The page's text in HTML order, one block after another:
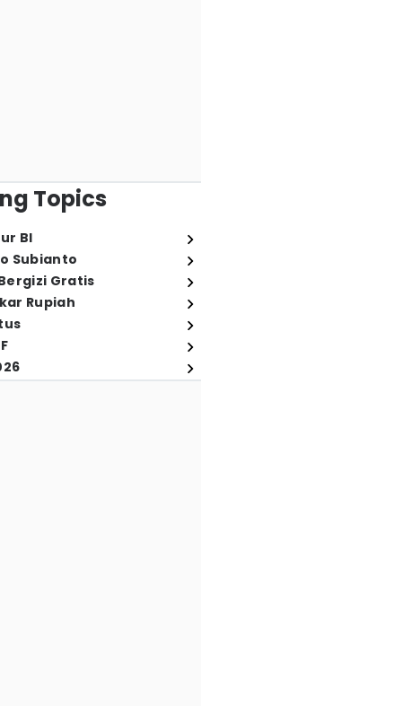
Topics
BI
Subianto
Gratis
Rupiah